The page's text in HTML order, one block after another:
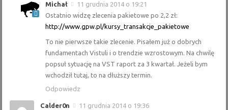
Michał
11 grudnia 2014 o 19:21
Ostatnio widzę zlecenia pakietowe po 2,2 zł:
http://www.gpw.pl/kursy_transakcje_pakietowe
To nie pierwsze takie zlecenie. Pisałem już o dobrych
fundamentach Vistuli i o trendzie wzrostowym. Na chwilę
popsuł sytuację na VST raport za 3 kwartał. Jeżeli bym
wchodził tutaj, to na dłuższy termin.
Odpowiedz
Calder0n
11 grudnia 2014 o 19:36